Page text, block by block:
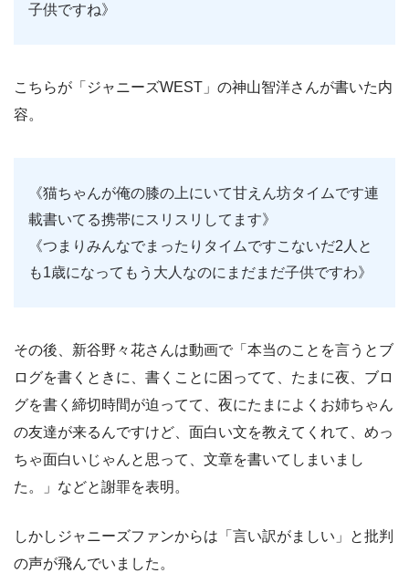
子供ですね》
こちらが「ジャニーズWEST」の神山智洋さんが書いた内
容。
《猫ちゃんが俺の膝の上にいて甘えん坊タイムです連
載書いてる携帯にスリスリしてます》
《つまりみんなでまったりタイムですこないだ2人と
も1歳になってもう大人なのにまだまだ子供ですわ》
その後、新谷野々花さんは動画で「本当のことを言うとブ
ログを書くときに、書くことに困ってて、たまに夜、ブロ
グを書く締切時間が迫ってて、夜にたまによくお姉ちゃん
の友達が来るんですけど、面白い文を教えてくれて、めっ
ちゃ面白いじゃんと思って、文章を書いてしまいまし
た。」などと謝罪を表明。
しかしジャニーズファンからは「言い訳がましい」と批判
の声が飛んでいました。